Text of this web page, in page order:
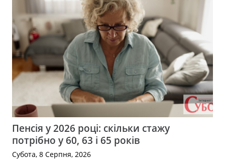
Пенсія у 2026 році: скільки стажу
потрібно у 60, 63 і 65 років
Субота, 8 Серпня, 2026